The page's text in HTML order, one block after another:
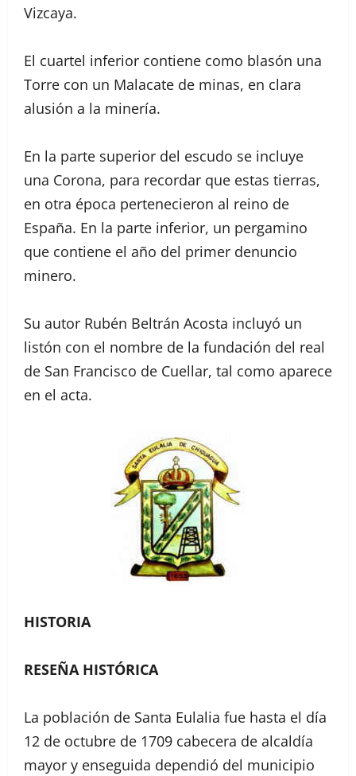
Vizcaya.
El cuartel inferior contiene como blasón una
Torre con un Malacate de minas, en clara
alusión a la minería.
En la parte superior del escudo se incluye
una Corona, para recordar que estas tierras,
en otra época pertenecieron al reino de
España. En la parte inferior, un pergamino
que contiene el año del primer denuncio
minero.
Su autor Rubén Beltrán Acosta incluyó un
listón con el nombre de la fundación del real
de San Francisco de Cuellar, tal como aparece
en el acta.
HISTORIA
RESEÑA HISTÓRICA
La población de Santa Eulalia fue hasta el día
12 de octubre de 1709 cabecera de alcaldía
mayor y enseguida dependió del municipio